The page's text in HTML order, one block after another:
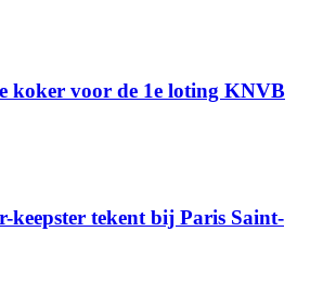
koker voor de 1e loting KNVB
keepster tekent bij Paris Saint-